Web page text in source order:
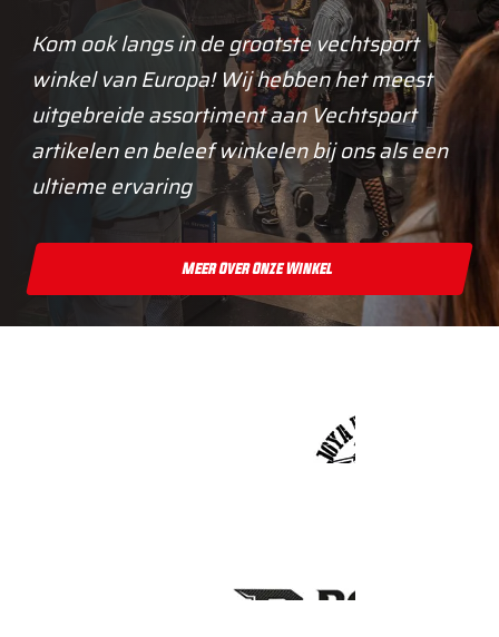
Kom ook langs in de grootste vechtsport
winkel van Europa! Wij hebben het meest
uitgebreide assortiment aan Vechtsport
artikelen en beleef winkelen bij ons als een
ultieme ervaring
Meer Over Onze Winkel